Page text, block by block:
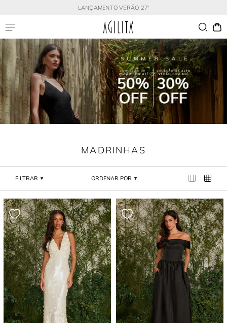
LANÇAMENTO VERÃO 27'
MADRINHAS
FILTRAR ORDENAR POR